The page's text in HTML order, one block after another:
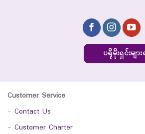
ပရိုမိုးရှင်းမျ
Customer Service
- Contact Us
- Customer Charter